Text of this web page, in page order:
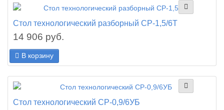
Стол технологический разборный СР-1,5/6Т
14 906 руб.
В корзину
Стол технологический СР-0,9/6УБ